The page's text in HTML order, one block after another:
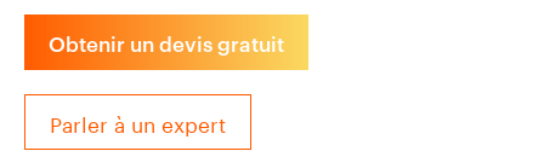
Obtenir un devis gratuit
Parler à un expert